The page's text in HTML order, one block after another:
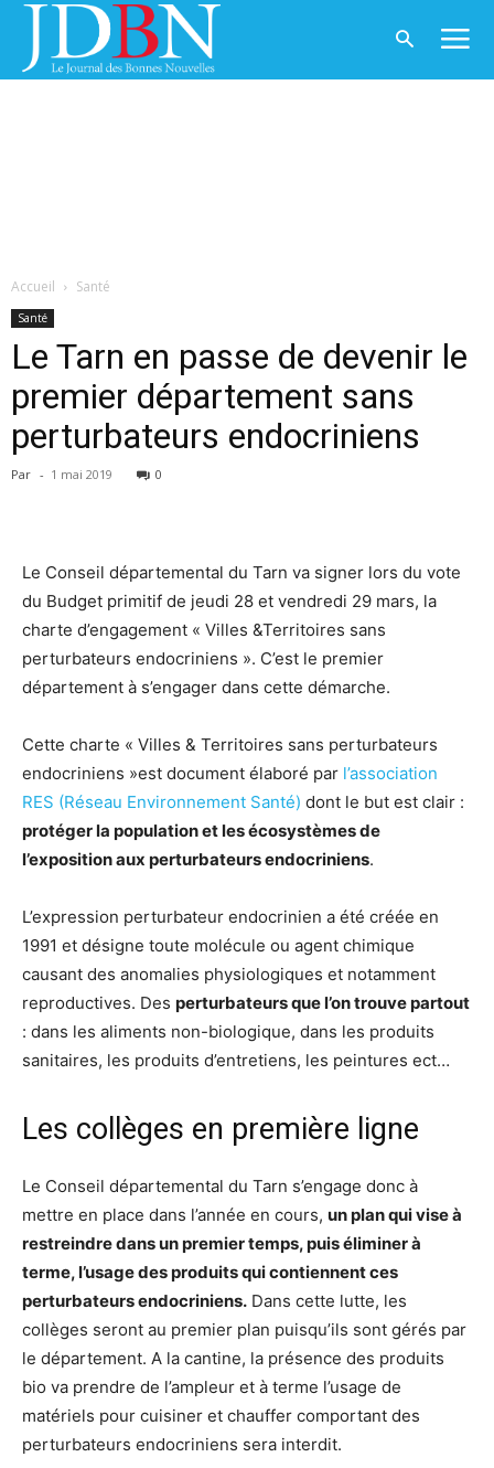
Accueil Santé
Santé
Le Tarn en passe de devenir le
premier département sans
perturbateurs endocriniens
Par - 1 mai 2019 0
Le Conseil départemental du Tarn va signer lors du vote
du Budget primitif de jeudi 28 et vendredi 29 mars, la
charte d’engagement « Villes &Territoires sans
perturbateurs endocriniens ». C’est le premier
département à s’engager dans cette démarche.
Cette charte « Villes & Territoires sans perturbateurs
endocriniens »est document élaboré par l’association
RES (Réseau Environnement Santé) dont le but est clair :
protéger la population et les écosystèmes de
l’exposition aux perturbateurs endocriniens.
L’expression perturbateur endocrinien a été créée en
1991 et désigne toute molécule ou agent chimique
causant des anomalies physiologiques et notamment
reproductives. Des perturbateurs que l’on trouve partout
: dans les aliments non-biologique, dans les produits
sanitaires, les produits d’entretiens, les peintures ect…
Les collèges en première ligne
Le Conseil départemental du Tarn s’engage donc à
mettre en place dans l’année en cours, un plan qui vise à
restreindre dans un premier temps, puis éliminer à
terme, l’usage des produits qui contiennent ces
perturbateurs endocriniens. Dans cette lutte, les
collèges seront au premier plan puisqu’ils sont gérés par
le département. A la cantine, la présence des produits
bio va prendre de l’ampleur et à terme l’usage de
matériels pour cuisiner et chauffer comportant des
perturbateurs endocriniens sera interdit.